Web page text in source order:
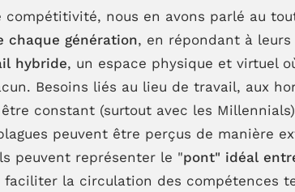
nous en avons parlé au
chaque génération, en répondant à
hybride, un espace physique et virtuel
Besoins liés au lieu de travail, aux
constant (surtout avec les
peuvent être perçus de manière
peuvent représenter le "pont" idéal
la circulation des compétences